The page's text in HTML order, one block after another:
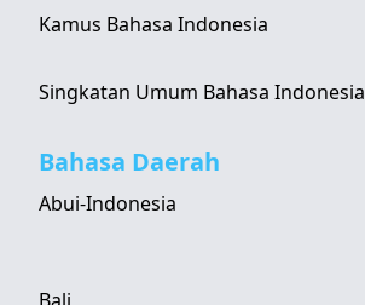
Kamus Bahasa Indonesia
Singkatan Umum Bahasa Indonesia
Bahasa Daerah
Abui-Indonesia